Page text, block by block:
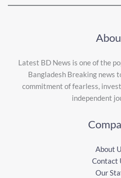
Latest BD News is one of the
Bangladesh Breaking news
commitment of fearless,
independent
About
Contact
Our